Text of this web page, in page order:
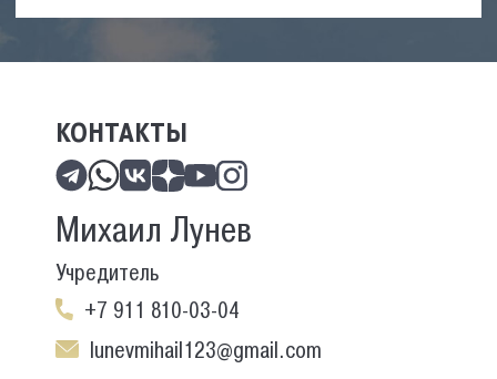
КОНТАКТЫ
Михаил Лунев
Учредитель
+7 911 810-03-04
lunevmihail123@gmail.com